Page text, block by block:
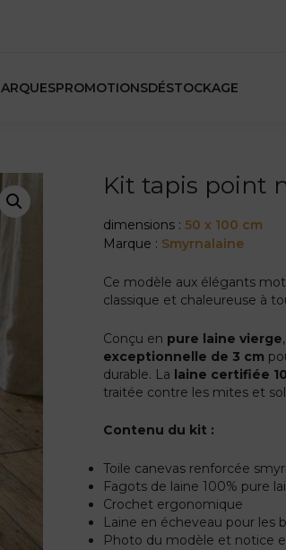
PROMOTIONSDÉSTOCKAGE
Kit tapis point
dimensions :50 x 100 cm
Marque : Smyrnalaine
Ce modèle aux élégants
classique et chaleureuse à
Conçu en pure laine vierge
exceptionnelle de 3 cm
durable. La laine certifiée
traitée contre les mites et
Contenu du kit :
Toile canevas renforcée
Fagots de laine 100% pure
Crochet ergonomique
Laine en écheveau pour les
Photo du modèle et notice